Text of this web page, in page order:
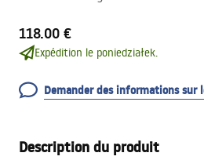
118.00 €
Expédition le poniedziałek.
Demander des informations sur
Description du produit